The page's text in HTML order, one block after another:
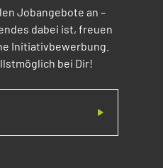
Jobangebote an –
dabei ist, freuen
Initiativbewerbung.
bei Dir!